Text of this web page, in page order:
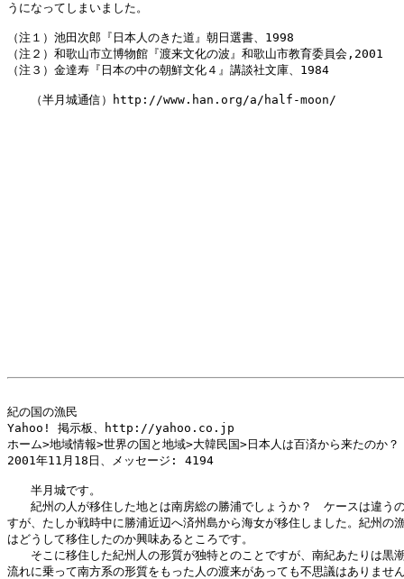
うになってしまいました。
（注１）池田次郎『日本人のきた道』朝日選書、1998
（注２）和歌山市立博物館『渡来文化の波』和歌山市教育委員会,2001
（注３）金達寿『日本の中の朝鮮文化４』講談社文庫、1984
（半月城通信）http://www.han.org/a/half-moon/
紀の国の漁民
Yahoo! 掲示板、http://yahoo.co.jp
ホーム>地域情報>世界の国と地域>大韓民国>日本人は百済から来たのか？
2001年11月18日、メッセージ: 4194
半月城です。
紀州の人が移住した地とは南房総の勝浦でしょうか？　ケースは違う
すが、たしか戦時中に勝浦近辺へ済州島から海女が移住しました。紀州の
はどうして移住したのか興味あるところです。
そこに移住した紀州人の形質が独特とのことですが、南紀あたりは黒
流れに乗って南方系の形質をもった人の渡来があっても不思議はありませ